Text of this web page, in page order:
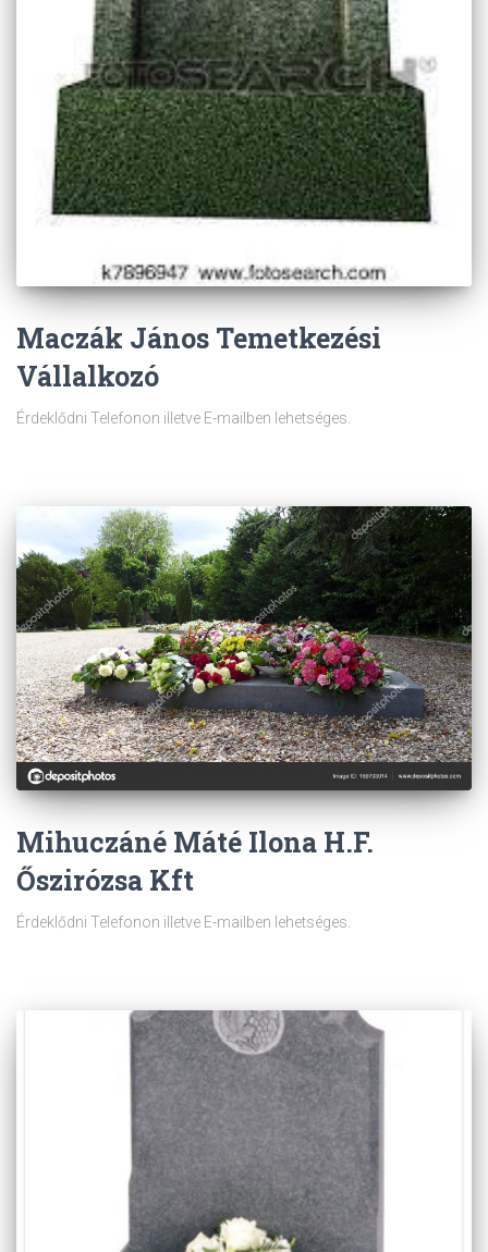
Maczák János Temetkezési
Vállalkozó
Érdeklődni Telefonon illetve E-mailben lehetséges.
Mihuczáné Máté Ilona H.F.
Őszirózsa Kft
Érdeklődni Telefonon illetve E-mailben lehetséges.